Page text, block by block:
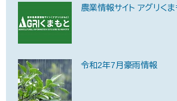
農業情報サイト アグリくま
令和2年7月豪雨情報